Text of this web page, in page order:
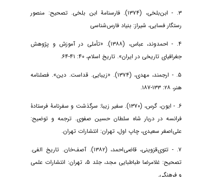
۳. - ابن‌بلخی، (۱۳۷۴). فارسنامۀ ابن بلخی. تصحیح: منصور
رستگار فسایی، شیراز: بنیاد فارس‌شناسی
۴. - احمدوند، عباس، (۱۳۸۸). «تأملی در آموزش و پژوهش
جغرافیای تاریخی در ایران». تاریخ اسلام، ۴۰: ۴۱-۶۴.
۵. - ارجمند، مهدی، (۱۳۷۴). «زیبایی. قداست. دین». فصلنامه
هنر، ۲۸: ۱۳۳-۱۸۷.
۶. - ایون، گرس، (۱۳۷۰). سفیر زیبا: سرگذشت و سفرنامۀ فرستادۀ
فرانسه در دربار شاه سلطان حسین صفوی. ترجمه و توضیح:
علی‌اصغر سعیدی، چاپ اول، تهران: انتشارات تهران.
۷. - تتوی‌قزوینی، قاضی‌احمد، (۱۳۸۲). آصف‌خان. تاریخ الفی.
تصحیح: غلامرضا طباطبایی مجد، جلد ۵، تهران: انتشارات علمی
و فرهنگی.